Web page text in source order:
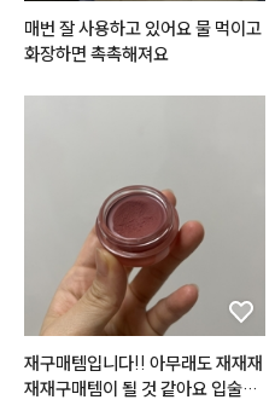
매번 잘 사용하고 있어요 물 먹이고
화장하면 촉촉해져요
재구매템입니다!! 아무래도 재재재
재재구매템이 될 것 같아요 입술에